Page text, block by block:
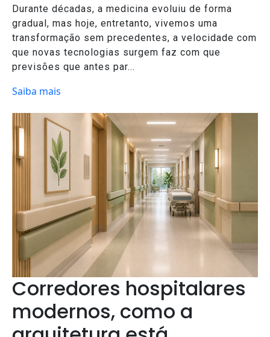
Durante décadas, a medicina evoluiu de forma
gradual, mas hoje, entretanto, vivemos uma
transformação sem precedentes, a velocidade com
que novas tecnologias surgem faz com que
previsões que antes par...
Saiba mais
Corredores hospitalares
modernos, como a